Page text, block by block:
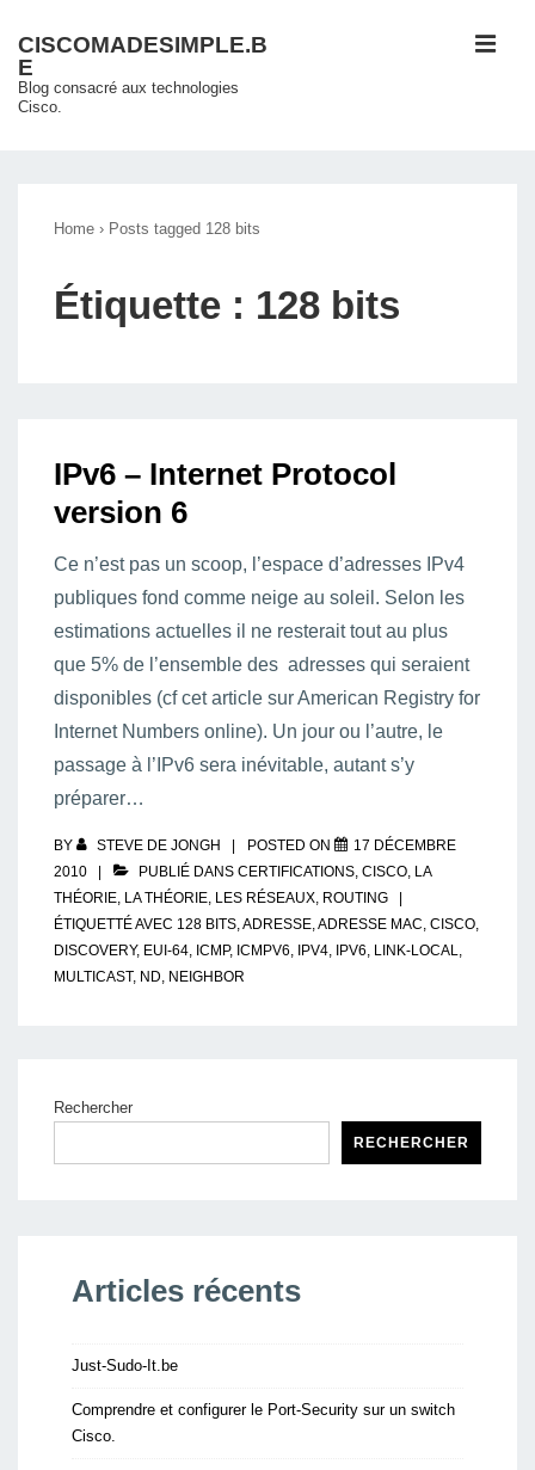
passer
au
contenu
CISCOMADESIMPLE.B
E
Blog consacré aux technologies
Cisco.
Home › Posts tagged 128 bits
Étiquette : 128 bits
IPv6 – Internet Protocol
version 6
Ce n’est pas un scoop, l’espace d’adresses IPv4
publiques fond comme neige au soleil. Selon les
estimations actuelles il ne resterait tout au plus
que 5% de l’ensemble des adresses qui seraient
disponibles (cf cet article sur American Registry for
Internet Numbers online). Un jour ou l’autre, le
passage à l’IPv6 sera inévitable, autant s’y
préparer…
BY STEVE DE JONGH POSTED ON
17 DÉCEMBRE
2010
PUBLIÉ DANS CERTIFICATIONS, CISCO, LA
THÉORIE, LA THÉORIE, LES RÉSEAUX, ROUTING
ÉTIQUETTÉ AVEC 128 BITS,ADRESSE,ADRESSE MAC, CISCO,
DISCOVERY, EUI-64, ICMP, ICMPV6, IPV4, IPV6, LINK-LOCAL,
MULTICAST, ND, NEIGHBOR
Rechercher
RECHERCHER
Articles récents
Just-Sudo-It.be
Comprendre et configurer le Port-Security sur un switch
Cisco.